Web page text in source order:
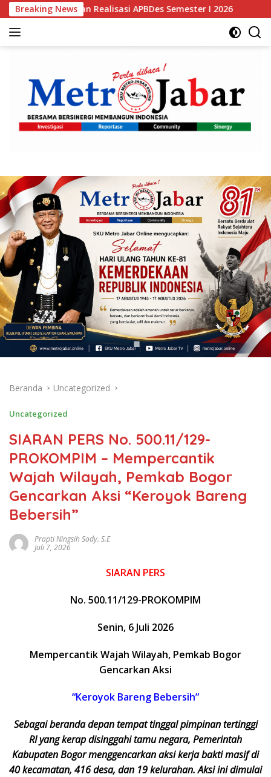
Langsung
ke
konten
Breaking News
Realisasi APBDes Semester I 2026 Bupati
Beranda Uncategorized
Uncategorized
SIARAN PERS No. 500.11/129-
PROKOMPIM – Mempercantik
Wajah Wilayah, Pemkab Bogor
Gencarkan Aksi “Keroyok Bareng
Bebersih”
Prapti Ningsih Sody. S.E
Juli 7, 2026
SIARAN PERS
No. 500.11/129-PROKOMPIM
Senin, 6 Juli 2026
Mempercantik Wajah Wilayah, Pemkab Bogor
Gencarkan Aksi
“Keroyok Bareng Bebersih”
Sebagai beranda depan tempat tinggal pimpinan tertinggi
RI yang kerap disinggahi tamu negara, Pemerintah
Kabupaten Bogor menggencarkan aksi kerja bakti masif di
40 kecamatan, 416 desa, dan 19 kelurahan. Aksi ini dimulai